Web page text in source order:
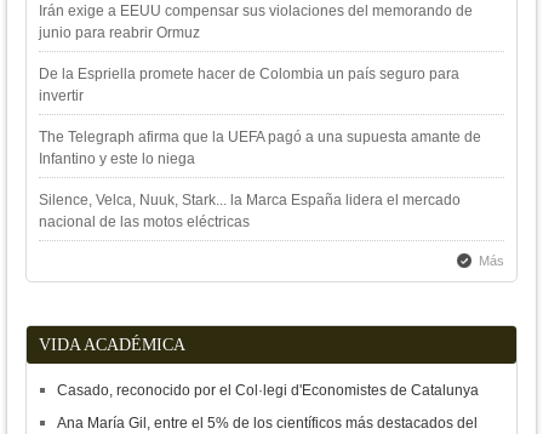
Irán exige a EEUU compensar sus violaciones del memorando de
junio para reabrir Ormuz
De la Espriella promete hacer de Colombia un país seguro para
invertir
The Telegraph afirma que la UEFA pagó a una supuesta amante de
Infantino y este lo niega
Silence, Velca, Nuuk, Stark... la Marca España lidera el mercado
nacional de las motos eléctricas
Más
VIDA ACADÉMICA
Casado, reconocido por el Col·legi d'Economistes de Catalunya
Ana María Gil, entre el 5% de los científicos más destacados del